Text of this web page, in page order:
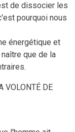
de dissocier les
pourquoi nous
énergétique et
que de la
VOLONTÉ DE